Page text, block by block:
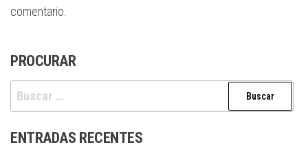
comentario.
PROCURAR
Buscar:
ENTRADAS RECENTES